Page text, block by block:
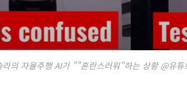
라의 자율주행 AI가 ""혼란스러워"하는 상황 @유튜